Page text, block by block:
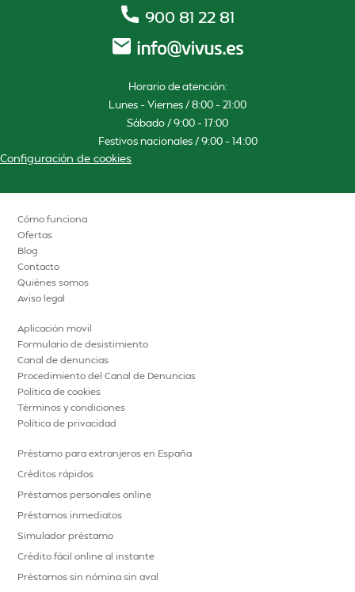
900 81 22 81
Horario de atención:
Lunes – Viernes / 8:00 – 21:00
Sábado / 9:00 – 17:00
Festivos nacionales / 9:00 – 14:00
Configuración de cookies
Cómo funciona
Ofertas
Blog
Contacto
Quiénes somos
Aviso legal
Aplicación movil
Formulario de desistimiento
Canal de denuncias
Procedimiento del Canal de Denuncias
Política de cookies
Términos y condiciones
Política de privacidad
Préstamo para extranjeros en España
Créditos rápidos
Préstamos personales online
Préstamos inmediatos
Simulador préstamo
Crédito fácil online al instante
Préstamos sin nómina sin aval